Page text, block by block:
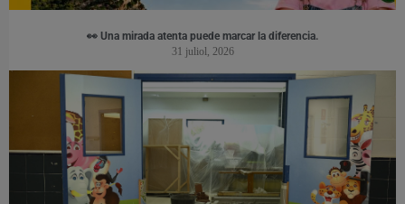
👀 Una mirada atenta puede marcar la diferencia.
31 juliol, 2026